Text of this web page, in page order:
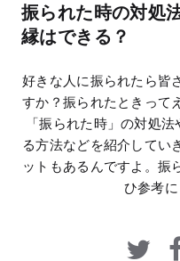
マネー
振られた時の対処
縁はできる？
好きな人に振られたら皆
すか？振られたときって
「振られた時」の対処
る方法などを紹介してい
ットもあるんですよ。振
ひ参考に